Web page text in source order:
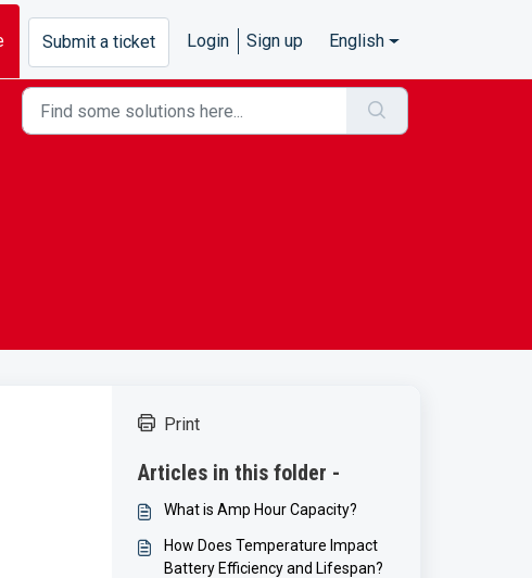
Submit a ticket Login Sign up English
Print
Articles in this folder -
What is Amp Hour Capacity?
How Does Temperature Impact
Battery Efficiency and Lifespan?